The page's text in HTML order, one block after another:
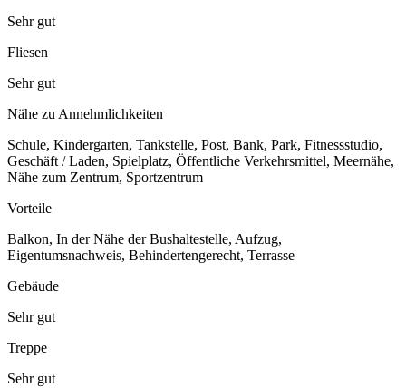
Sehr gut
Fliesen
Sehr gut
Nähe zu Annehmlichkeiten
Schule, Kindergarten, Tankstelle, Post, Bank, Park, Fitnessstudio,
Geschäft / Laden, Spielplatz, Öffentliche Verkehrsmittel, Meernähe,
Nähe zum Zentrum, Sportzentrum
Vorteile
Balkon, In der Nähe der Bushaltestelle, Aufzug,
Eigentumsnachweis, Behindertengerecht, Terrasse
Gebäude
Sehr gut
Treppe
Sehr gut